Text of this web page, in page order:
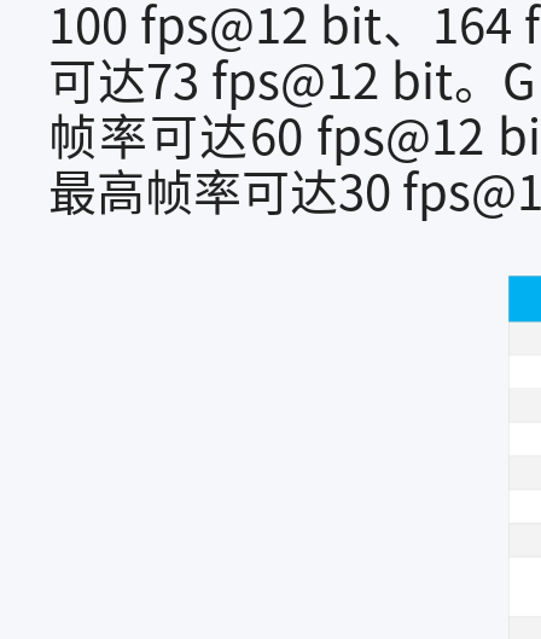
100 fps@12 bit、164
可达73 fps@12 bit。
帧率可达60 fps@12
最高帧率可达30